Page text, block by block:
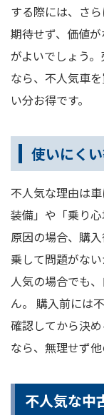
する際には、さ
期待せず、価値
がよいでしょう
なら、不人気車
い分お得です。
使いにく
不人気な理由は
装備」や「乗り
原因の場合、購
乗して問題がな
人気の場合でも
ん。 購入前には
確認してから決
なら、無理せず他
不人気な中